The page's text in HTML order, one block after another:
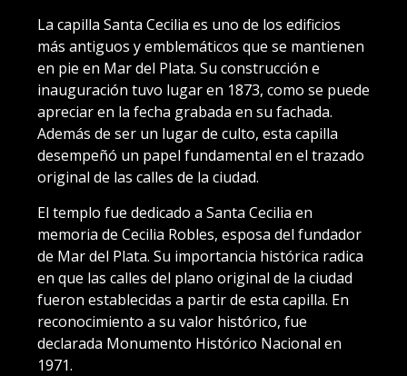
La capilla Santa Cecilia es uno de los edificios
más antiguos y emblemáticos que se mantienen
en pie en Mar del Plata. Su construcción e
inauguración tuvo lugar en 1873, como se puede
apreciar en la fecha grabada en su fachada.
Además de ser un lugar de culto, esta capilla
desempeñó un papel fundamental en el trazado
original de las calles de la ciudad.
El templo fue dedicado a Santa Cecilia en
memoria de Cecilia Robles, esposa del fundador
de Mar del Plata. Su importancia histórica radica
en que las calles del plano original de la ciudad
fueron establecidas a partir de esta capilla. En
reconocimiento a su valor histórico, fue
declarada Monumento Histórico Nacional en
1971.